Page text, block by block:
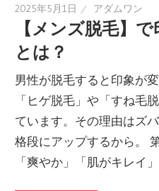
2025年5月1日 アダムワン
【メンズ脱毛】
とは？
男性が脱毛すると印象が
「ヒゲ脱毛」や「すね毛
ています。その理由はズ
格段にアップするから。
「爽やか」「肌がキレイ